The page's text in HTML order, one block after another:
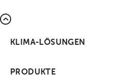
KLIMA-LÖSUNGEN
PRODUKTE